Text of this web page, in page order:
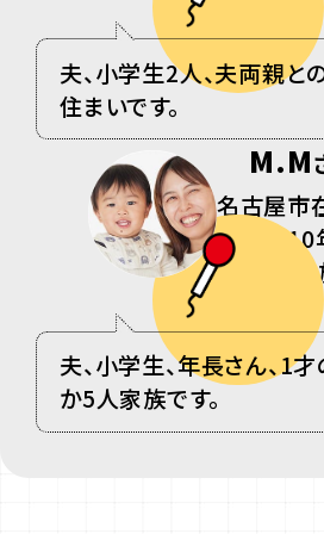
夫、小学生2人、夫両親と
住まいです。
M.M
名古屋市
会員歴10
[同居ご
夫、小学生、年長さん、1才
か5人家族です。